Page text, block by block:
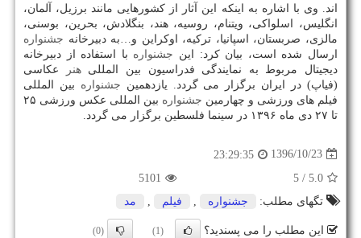
اند. وی با اشاره به اینكه این آثار از كشورهایی مانند برزیل، آلمان،
انگلیس، اسلواكی، ویتنام، روسیه، هند، بنگلادش، بحرین، بوسنی،
مالزی، صربستان، اسپانیا، تركیه، اوكراین و…به دبیرخانه جشنواره
ارسال شده است، بیان كرد: این جشنواره با استفاده از دبیرخانه
دیجیتال مربوط به نمایندگی فدراسیون بین المللیهنر
عكاسی
(فیاپ) در ایران برگزار می گردد. یازدهمین جشنواره بین المللی
فیلم های ورزشی و چهارمین جشنواره
بین المللی عكس ورزشی ۲۵
تا ۲۷ دی ماه ۱۳۹۶ در سینما فلسطین برگزار می گردد.
1396/10/23
23:29:35
5.0
/ 5
5101
تگهای مطلب:
جشنواره فیلم مد
این مطلب را می پسندید؟ (1)
(0)